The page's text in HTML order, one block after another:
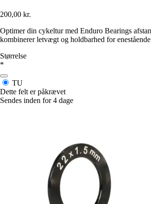
200,00 kr.
Optimer din cykeltur med Enduro Bearings
kombinerer letvægt og holdbarhed for
Størrelse
*
TU
Dette felt er påkrævet
Sendes inden for 4 dage